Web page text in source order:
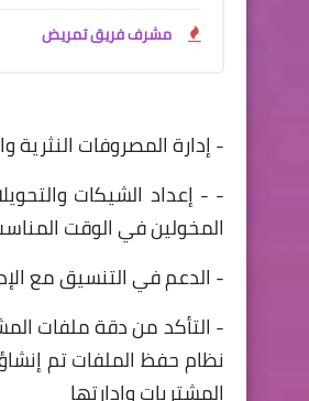
مشرف فريق تمريض
- إدارة المصروفات
- - إعداد الشيكات
المخولين في الوقت
- الدعم في التنسيق مع
نظام حفظ الملفات تم
المشتريات وإدارتها